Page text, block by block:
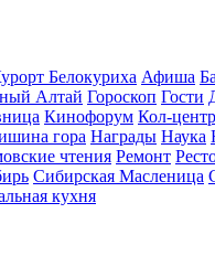
Белокуриха Афиша
Алтай Гороскоп Гости
Кинофорум Кол-центр
гора Награды Наука
чтения Ремонт
Сибирская Масленица
кухня